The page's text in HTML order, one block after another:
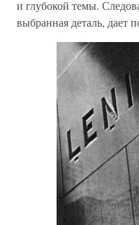
и глубокой темы.
выбранная деталь, дает